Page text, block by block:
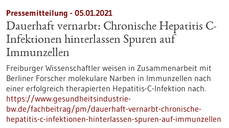
Pressemitteilung - 05.01.2021
Dauerhaft vernarbt: Chronische Hepatitis C-
Infektionen hinterlassen Spuren auf
Immunzellen
Freiburger Wissenschaftler weisen in Zusammenarbeit mit
Berliner Forscher molekulare Narben in Immunzellen nach
einer erfolgreich therapierten Hepatitis-C-Infektion nach.
https://www.gesundheitsindustrie-
bw.de/fachbeitrag/pm/dauerhaft-vernarbt-chronische-
hepatitis-c-infektionen-hinterlassen-spuren-auf-immunzellen